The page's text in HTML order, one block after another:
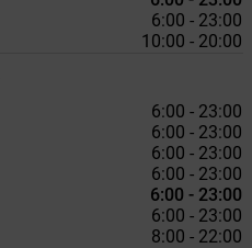
6:00 - 23:00
10:00 - 20:00
6:00 - 23:00
6:00 - 23:00
6:00 - 23:00
6:00 - 23:00
6:00 - 23:00
6:00 - 23:00
8:00 - 22:00